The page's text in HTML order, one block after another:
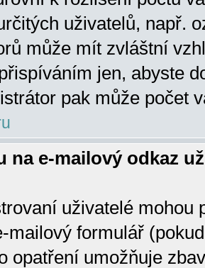
uživatelů, např.
může mít zvláštní
jen, abyste
pak může počet
na e-mailový odkaz
uživatelé mohou
mailový formulář
opatření umožňuje